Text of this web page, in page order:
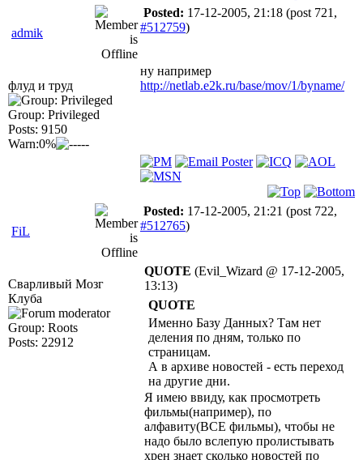
admik
Posted: 17-12-2005, 21:18 (post 721,
#512759)
флуд и труд
Group: Privileged
Posts: 9150
Warn:0%
ну например
http://netlab.e2k.ru/base/mov/1/byname/
FiL
Posted: 17-12-2005, 21:21 (post 722,
#512765)
Сварливый Мозг
Клуба
Group: Roots
Posts: 22912
QUOTE (Evil_Wizard @ 17-12-2005,
13:13)
QUOTE
Именно Базу Данных? Там нет
деления по дням, только по
страницам.
А в архиве новостей - есть переход
на другие дни.
Я имею ввиду, как просмотреть
фильмы(например), по
алфавиту(ВСЕ фильмы), чтобы не
надо было вслепую пролистывать
хрен знает сколько новостей по